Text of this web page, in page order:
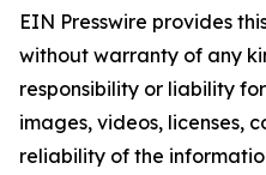
EIN Presswire provides
without warranty of any
responsibility or liability
images, videos, licenses,
reliability of the